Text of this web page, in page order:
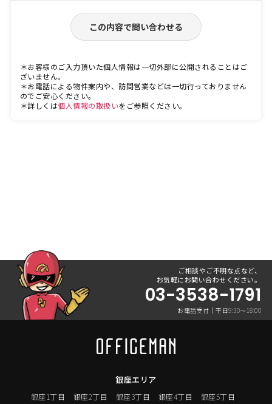
この内容で問い合わせる
＊お客様のご入力頂いた個人情報は一切外部に公開されることはご
ざいません。
＊お電話による物件案内や、訪問営業などは一切行っておりません
のでご安心ください。
＊詳しくは個人情報の取扱いをご参照ください。
ご相談やご不明な点など、
お気軽にお問い合わせください。
03-3538-1791
お電話受付｜平日9:30〜18:00
銀座エリア
銀座1丁目 銀座2丁目 銀座3丁目 銀座4丁目
銀座5丁目